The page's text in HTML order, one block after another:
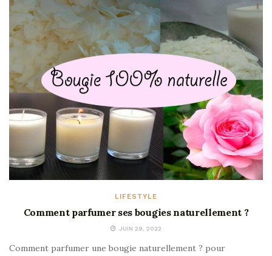
LIFESTYLE
Comment parfumer ses bougies naturellement ?
JUIN 29, 2022
Comment parfumer une bougie naturellement ? pour